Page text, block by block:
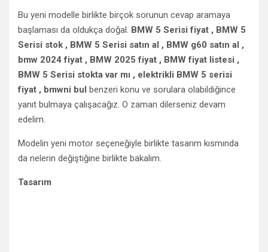
Bu yeni modelle birlikte birçok sorunun cevap aramaya
başlaması da oldukça doğal. BMW 5 Serisi fiyat , BMW 5
Serisi stok , BMW 5 Serisi satın al , BMW g60 satın al ,
bmw 2024 fiyat , BMW 2025 fiyat , BMW fiyat listesi ,
BMW 5 Serisi stokta var mı , elektrikli BMW 5 serisi
fiyat , bmwni bul benzeri konu ve sorulara olabildiğince
yanıt bulmaya çalışacağız. O zaman dilerseniz devam
edelim.
Modelin yeni motor seçeneğiyle birlikte tasarım kısmında
da nelerin değiştiğine birlikte bakalım.
Tasarım